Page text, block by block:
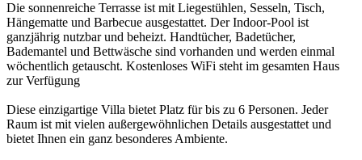
Die sonnenreiche Terrasse ist mit Liegestühlen, Sesseln, Tisch,
Hängematte und Barbecue ausgestattet. Der Indoor-Pool ist
ganzjährig nutzbar und beheizt. Handtücher, Badetücher,
Bademantel und Bettwäsche sind vorhanden und werden einmal
wöchentlich getauscht. Kostenloses WiFi steht im gesamten Haus
zur Verfügung
Diese einzigartige Villa bietet Platz für bis zu 6 Personen. Jeder
Raum ist mit vielen außergewöhnlichen Details ausgestattet und
bietet Ihnen ein ganz besonderes Ambiente.